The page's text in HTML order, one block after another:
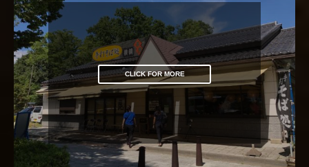
CLICK FOR MORE